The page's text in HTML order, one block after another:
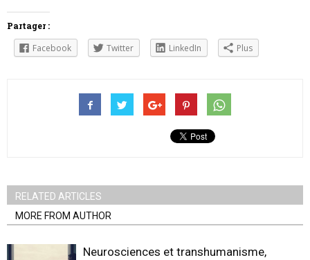
Partager :
Facebook Twitter LinkedIn Plus
RELATED ARTICLES
MORE FROM AUTHOR
Neurosciences et transhumanisme,